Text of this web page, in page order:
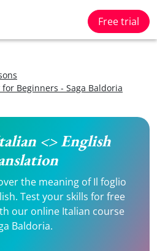
Free trial
Beginners - Saga Baldoria
<> English
the meaning of Il foglio
Test your skills for free
our online Italian course
Baldoria.